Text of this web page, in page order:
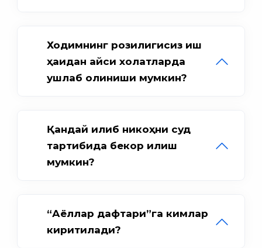
Ходимнинг розилигисиз иш
ҳақидан қайси холатларда
ушлаб қолиниши мумкин?
Қандай қилиб никоҳни суд
тартибида бекор қилиш
мумкин?
“Аёллар дафтари”га кимлар
киритилади?